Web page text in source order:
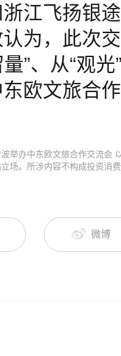
江飞扬银
为，此次
”、从“观
欧文旅合
举办中东欧文旅合作交流会
场。所涉内容不构成投资消
微博